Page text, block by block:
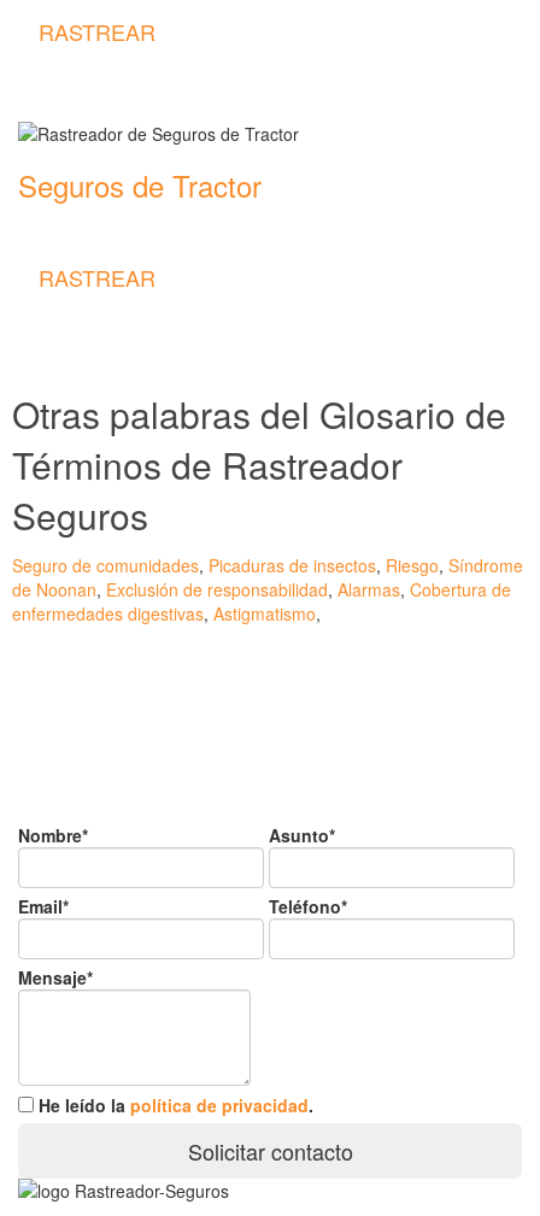
RASTREAR
Seguros de Tractor
RASTREAR
Otras palabras del Glosario de
Términos de Rastreador
Seguros
Seguro de comunidades, Picaduras de insectos, Riesgo, Síndrome
de Noonan, Exclusión de responsabilidad, Alarmas, Cobertura de
enfermedades digestivas, Astigmatismo,
Nombre* Asunto*
Email* Teléfono*
Mensaje*
He leído la política de privacidad.
Solicitar contacto